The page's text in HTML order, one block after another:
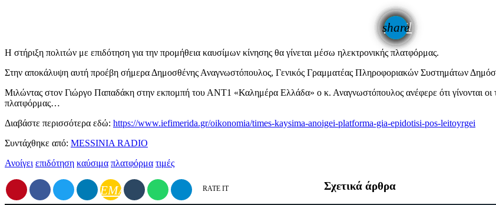
share
email
Η στήριξη πολιτών με επιδότηση για την προμήθεια καυσίμων κίνησης θα γίνεται μέσω ηλεκτρονικής πλατφόρμας.
Στην αποκάλυψη αυτή προέβη σήμερα Δημοσθένης Αναγνωστόπουλος, Γενικός Γραμματέας Πληροφοριακών Συστημάτων
Μιλώντας στον Γιώργο Παπαδάκη στην εκπομπή του ΑΝΤ1 «Καλημέρα Ελλάδα» ο κ. Αναγνωστόπουλος ανέφερε ότι γίνονται οι
πλατφόρμας…
Διαβάστε περισσότερα εδώ: https://www.iefimerida.gr/oikonomia/times-kaysima-anoigei-platforma-gia-epidotisi-pos-leitoyrgei
Συντάχθηκε από: MESSINIA RADIO
Ανοίγει επιδότηση καύσιμα πλατφόρμα τιμές
EMAIL RATE IT Σχετικά άρθρα